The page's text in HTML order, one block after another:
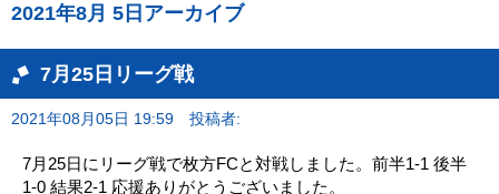
2021年8月 5日アーカイブ
7月25日リーグ戦
2021年08月05日 19:59 投稿者:
7月25日にリーグ戦で枚方FCと対戦しました。前半1-1 後半
1-0 結果2-1 応援ありがとうございました。